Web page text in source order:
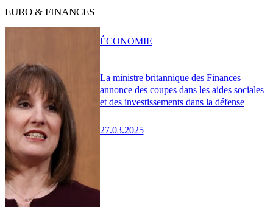
EURO & FINANCES
La ministre britannique des Finances
annonce des coupes dans les aides sociales
et des investissements dans la défense
27.03.2025
ÉCONOMIE